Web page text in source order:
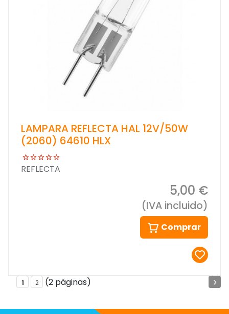
LAMPARA REFLECTA HAL 12V/50W
(2060) 64610 HLX
REFLECTA
5,00 €
(IVA incluido)
Comprar
1 2 (2 páginas)